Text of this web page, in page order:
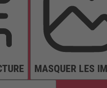
MASQUER LES